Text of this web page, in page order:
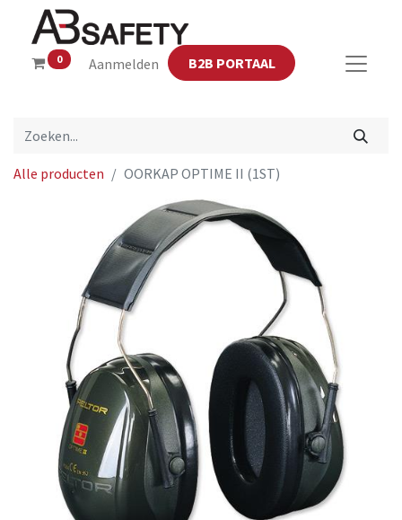
0 Aanmelden B2B PORTAAL
Alle producten OORKAP OPTIME II (1ST)